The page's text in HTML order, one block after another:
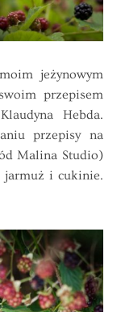
jeżynowym
przepisem
Hebda.
przepisy na
Malina Studio)
jarmuż i cukinie.